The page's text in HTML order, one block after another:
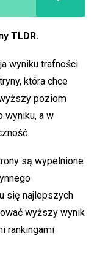
TLDR.
wyniku trafności
która chce
poziom
wyniku, a w
są wypełnione
się najlepszych
wyższy wynik
rankingami